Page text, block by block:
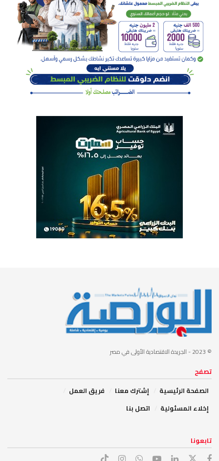
© 2023 - الجريدة الاقتصادية الأولى في مصر
تصفح
الصفحة الرئيسية
إشترك معنا
فريق العمل
إخلاء المسئولية
اتصل بنا
تابعونا